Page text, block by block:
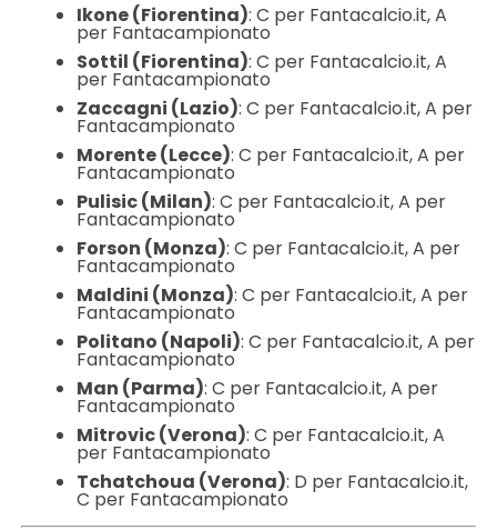
Ikone (Fiorentina): C per Fantacalcio.it, A
per Fantacampionato
Sottil (Fiorentina): C per Fantacalcio.it, A
per Fantacampionato
Zaccagni (Lazio): C per Fantacalcio.it, A per
Fantacampionato
Morente (Lecce): C per Fantacalcio.it, A per
Fantacampionato
Pulisic (Milan): C per Fantacalcio.it, A per
Fantacampionato
Forson (Monza): C per Fantacalcio.it, A per
Fantacampionato
Maldini (Monza): C per Fantacalcio.it, A per
Fantacampionato
Politano (Napoli): C per Fantacalcio.it, A per
Fantacampionato
Man (Parma): C per Fantacalcio.it, A per
Fantacampionato
Mitrovic (Verona): C per Fantacalcio.it, A
per Fantacampionato
Tchatchoua (Verona): D per Fantacalcio.it,
C per Fantacampionato